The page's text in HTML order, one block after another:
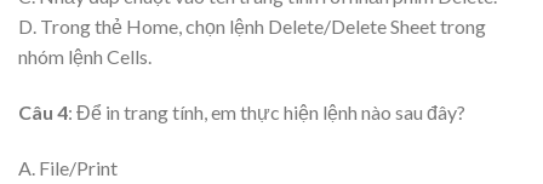
D. Trong thẻ Home, chọn lệnh Delete/Delete Sheet trong
nhóm lệnh Cells.
Câu 4: Để in trang tính, em thực hiện lệnh nào sau đây?
A. File/Print